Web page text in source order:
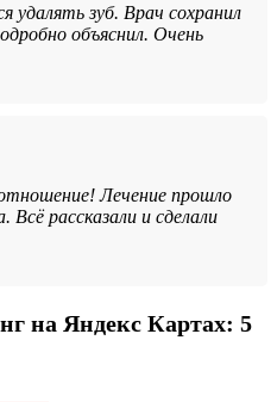
удалять зуб. Врач сохранил
объяснил. Очень
Лечение прошло
Всё рассказали и сделали
на Яндекс Картах: 5